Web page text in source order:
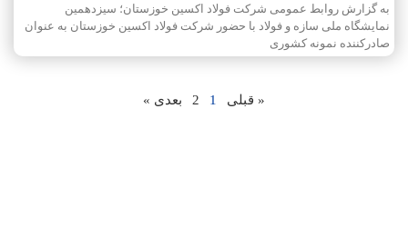
به گزارش روابط عمومی شرکت فولاد اکسین خوزستان؛ سیزدهمین
نمایشگاه ملی سازه و فولاد با حضور شرکت فولاد اکسین خوزستان به عنوان
صادرکننده نمونه کشوری
« قبلی 1
2 بعدی »